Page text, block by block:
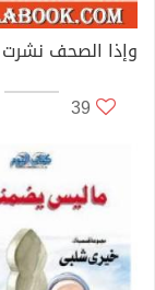
وإذا الصحف نشرت
39